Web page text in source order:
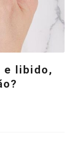
e libido,